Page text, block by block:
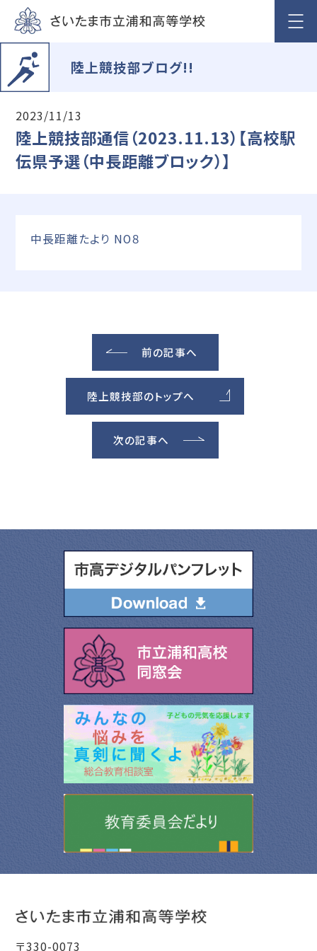
陸上競技部ブログ!!
2023/11/13
陸上競技部通信（2023.11.13）【高校駅
伝県予選（中長距離ブロック）】
中長距離たより NO８
前の記事へ
陸上競技部のトップへ
次の記事へ
〒330-0073